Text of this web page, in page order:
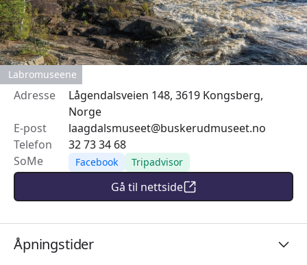
Labromuseene
Adresse
Lågendalsveien 148, 3619 Kongsberg,
Norge
E-post
laagdalsmuseet@buskerudmuseet.no
Telefon
32 73 34 68
SoMe
Facebook Tripadvisor
Gå til nettside
Åpningstider